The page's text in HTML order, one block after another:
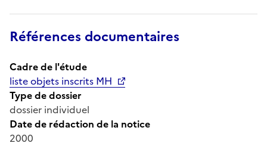
Références documentaires
Cadre de l'étude
liste objets inscrits MH
Type de dossier
dossier individuel
Date de rédaction de la notice
2000